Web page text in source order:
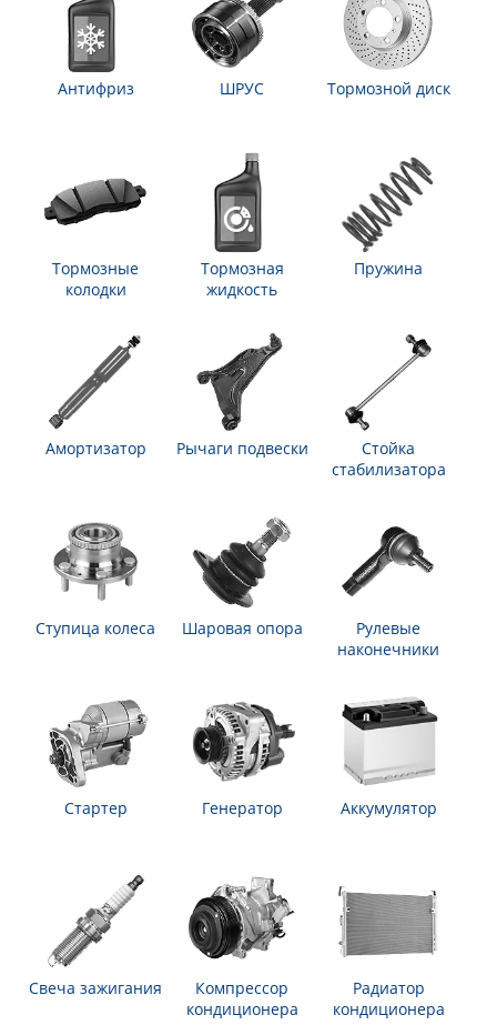
Антифриз ШРУС Тормозной диск
Тормозные
колодки
Тормозная
жидкость
Пружина
Амортизатор Рычаги подвески
Стойка
стабилизатора
Ступица колеса Шаровая опора
Рулевые
наконечники
Стартер Генератор Аккумулятор
Свеча зажигания
Компрессор
кондиционера
Радиатор
кондиционера